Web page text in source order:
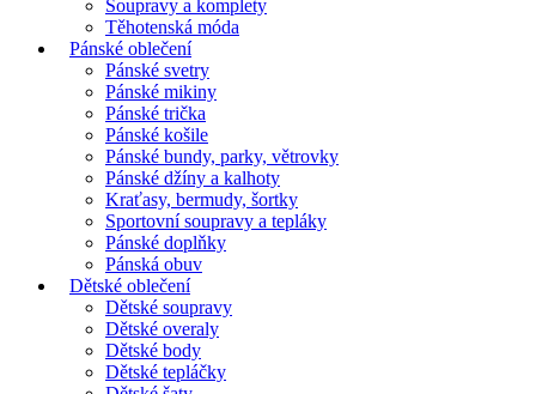
Soupravy a komplety
Těhotenská móda
Pánské oblečení
Pánské svetry
Pánské mikiny
Pánské trička
Pánské košile
Pánské bundy, parky, větrovky
Pánské džíny a kalhoty
Kraťasy, bermudy, šortky
Sportovní soupravy a tepláky
Pánské doplňky
Pánská obuv
Dětské oblečení
Dětské soupravy
Dětské overaly
Dětské body
Dětské tepláčky